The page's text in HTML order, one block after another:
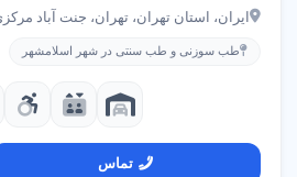
ایران، استان تهران، تهران، جنت آباد مرکزی،
طب سوزنی و طب سنتی در شهر اسلامشهر
تماس